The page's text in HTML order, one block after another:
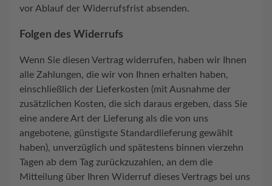
vor Ablauf der Widerrufsfrist absenden.
Folgen des Widerrufs
Wenn Sie diesen Vertrag widerrufen, haben wir Ihnen
alle Zahlungen, die wir von Ihnen erhalten haben,
einschließlich der Lieferkosten (mit Ausnahme der
zusätzlichen Kosten, die sich daraus ergeben, dass Sie
eine andere Art der Lieferung als die von uns
angebotene, günstigste Standardlieferung gewählt
haben), unverzüglich und spätestens binnen vierzehn
Tagen ab dem Tag zurückzuzahlen, an dem die
Mitteilung über Ihren Widerruf dieses Vertrags bei uns